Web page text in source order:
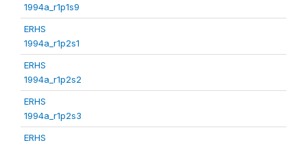
1994a_r1p1s9
ERHS
1994a_r1p2s1
ERHS
1994a_r1p2s2
ERHS
1994a_r1p2s3
ERHS